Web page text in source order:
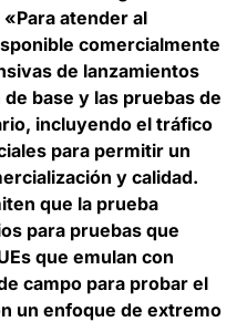
atender al
comercialmente
de lanzamientos
base y las pruebas de
incluyendo el tráfico
para permitir un
y calidad.
que la prueba
para pruebas que
que emulan con
campo para probar el
un enfoque de extremo